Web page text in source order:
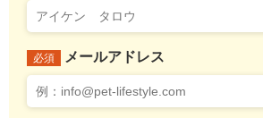
必須 メールアドレス